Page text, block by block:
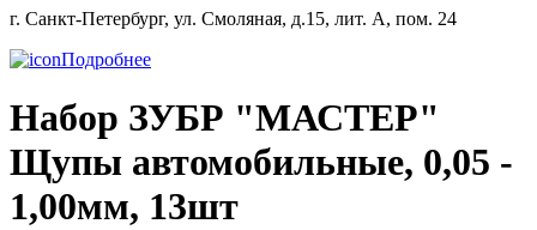
г. Санкт-Петербург, ул. Смоляная, д.15, лит. А, пом. 24
Подробнее
Набор ЗУБР "МАСТЕР"
Щупы автомобильные, 0,05 -
1,00мм, 13шт